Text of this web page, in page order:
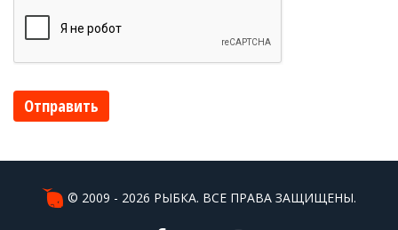
Отправить
© 2009 - 2026 РЫБКА. ВСЕ ПРАВА ЗАЩИЩЕНЫ.